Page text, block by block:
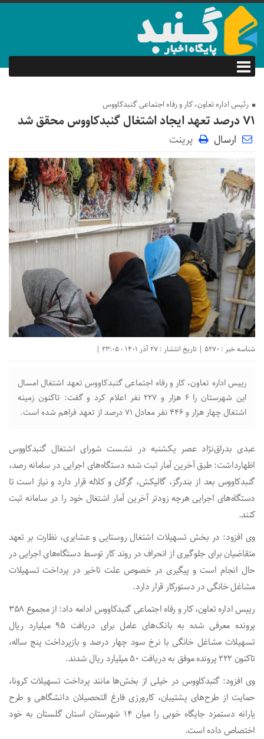
رئیس اداره تعاون، کار و رفاه اجتماعی گنبدکاووس
۷۱ درصد تعهد ایجاد اشتغال گنبدکاووس محقق شد
ارسال پرینت
شناسه خبر : 5270 | تاریخ انتشار : 27 آذر 1401 - 23:05 |
رییس اداره تعاون، کار و رفاه اجتماعی گنبدکاووس تعهد اشتغال امسال
این شهرستان را ۶ هزار و ۲۲۷ نفر اعلام کرد و گفت: تاکنون زمینه
اشتغال چهار هزار و ۴۴۶ نفر معادل ۷۱ درصد از تعهد فراهم شده است.
عبدی بدراق‌نژاد عصر یکشنبه در نشست شورای اشتغال گنبدکاووس
اظهارداشت: طبق آخرین آمار ثبت شده دستگاه‌های اجرایی در سامانه رصد،
گنبدکاووس بعد از بندرگز، گالیکش، گرگان و کلاله قرار دارد و نیاز است تا
دستگاه‌های اجرایی هرچه زودتر آخرین آمار اشتغال‌ خود را در سامانه ثبت
کنند.
وی افزود: در بخش تسهیلات اشتغال روستایی و عشایری، نظارت بر تعهد
متقاضیان برای جلوگیری از انحراف در روند کار توسط دستگاه‌های اجرایی در
حال انجام است و پیگیری در خصوص علت تاخیر در پرداخت تسهیلات
مشاغل خانگی در دستورکار قرار دارد.
رییس اداره تعاون، کار و رفاه اجتماعی گنبدکاووس ادامه داد: از مجموع ۳۵۸
پرونده معرفی شده به بانک‌های عامل برای دریافت ۹۵ میلیارد ریال
تسهیلات مشاغل خانگی با نرخ سود چهار درصد و بازپرداخت پنج ساله،
تاکنون ۲۲۲ پرونده موفق به دریافت ۵۰ میلیارد ریال شدند.
وی افزود: گنبدکاووس در خیلی از بخش‌ها مانند پرداخت تسهیلات کرونا،
حمایت از طرح‌های پشتیبان، کارورزی فارغ التحصیلان دانشگاهی و طرح
یارانه دستمزد جایگاه‌ خوبی را میان ۱۴ شهرستان استان گلستان به خود
اختصاص داده است.